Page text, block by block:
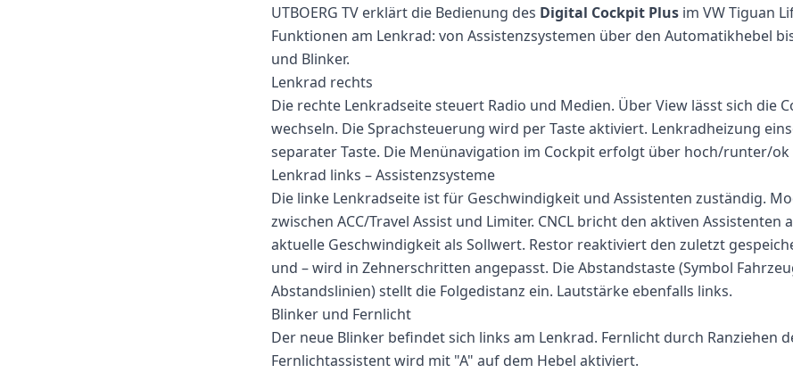
UTBOERG TV erklärt die Bedienung des Digital Cockpit Plus im VW Tiguan
Funktionen am Lenkrad: von Assistenzsystemen über den Automatikhebel
und Blinker.
Lenkrad rechts
Die rechte Lenkradseite steuert Radio und Medien. Über View lässt sich die
wechseln. Die Sprachsteuerung wird per Taste aktiviert. Lenkradheizung
separater Taste. Die Menünavigation im Cockpit erfolgt über hoch/runter/
Lenkrad links – Assistenzsysteme
Die linke Lenkradseite ist für Geschwindigkeit und Assistenten zuständig.
zwischen ACC/Travel Assist und Limiter. CNCL bricht den aktiven Assistenten
aktuelle Geschwindigkeit als Sollwert. Restor reaktiviert den zuletzt
und – wird in Zehnerschritten angepasst. Die Abstandstaste (Symbol
Abstandslinien) stellt die Folgedistanz ein. Lautstärke ebenfalls links.
Blinker und Fernlicht
Der neue Blinker befindet sich links am Lenkrad. Fernlicht durch Ranziehen
Fernlichtassistent wird mit "A" auf dem Hebel aktiviert.